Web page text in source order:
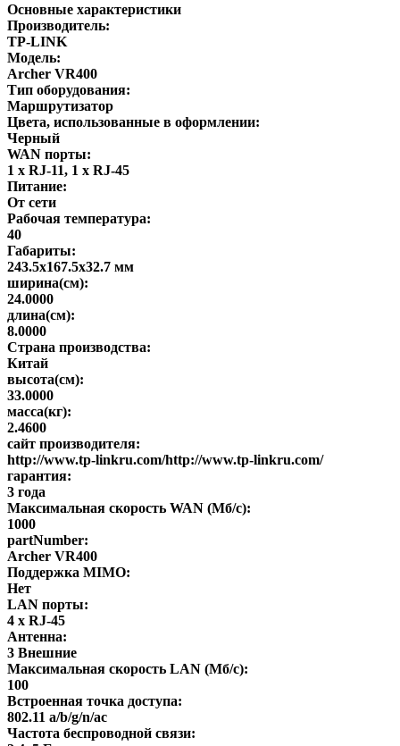
Основные характеристики
Производитель:
TP-LINK
Модель:
Archer VR400
Тип оборудования:
Маршрутизатор
Цвета, использованные в оформлении:
Черный
WAN порты:
1 x RJ-11, 1 x RJ-45
Питание:
От сети
Рабочая температура:
40
Габариты:
243.5x167.5x32.7 мм
ширина(см):
24.0000
длина(см):
8.0000
Страна производства:
Китай
высота(см):
33.0000
масса(кг):
2.4600
сайт производителя:
http://www.tp-linkru.com/http://www.tp-linkru.com/
гарантия:
3 года
Максимальная скорость WAN (Мб/с):
1000
partNumber:
Archer VR400
Поддержка MIMO:
Нет
LAN порты:
4 x RJ-45
Антенна:
3 Внешние
Максимальная скорость LAN (Мб/с):
100
Встроенная точка доступа:
802.11 a/b/g/n/ас
Частота беспроводной связи: